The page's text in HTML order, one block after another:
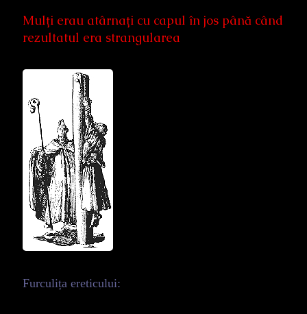
Mulți erau atârnați cu capul în jos până când
rezultatul era strangularea
Furculița ereticului: